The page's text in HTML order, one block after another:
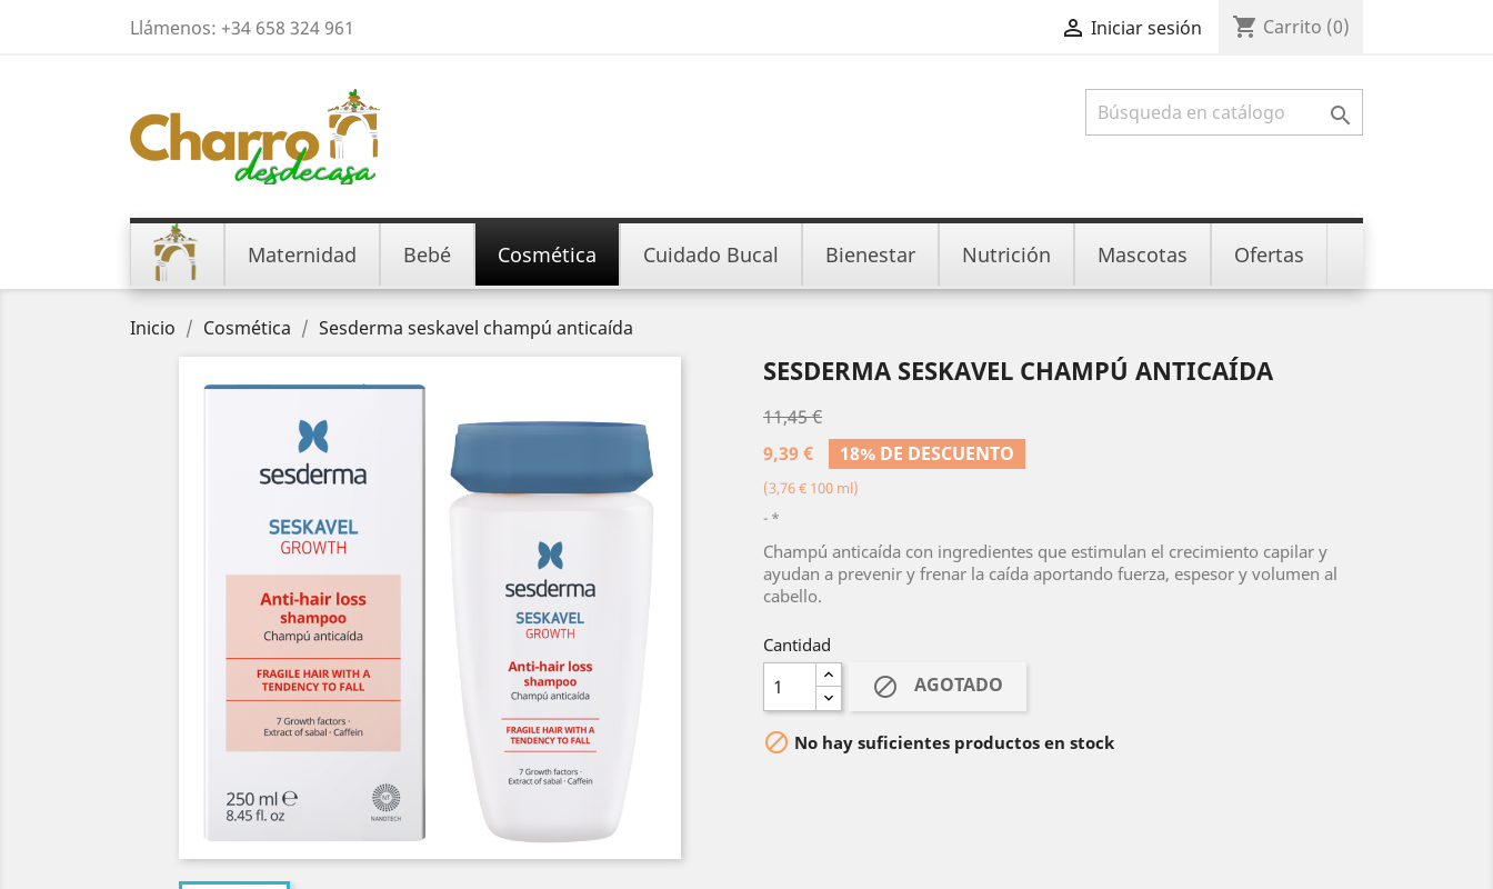
Llámenos: +34 658 324 961  Iniciar sesión shopping_cart Carrito (0)

Maternidad Bebé Cosmética Cuidado Bucal Bienestar Nutrición Mascotas Ofertas
Inicio Cosmética Sesderma seskavel champú anticaída
SESDERMA SESKAVEL CHAMPÚ ANTICAÍDA
11,45 €
9,39 €
18% DE DESCUENTO
(3,76 € 100 ml)
*
Champú anticaída con ingredientes que estimulan el crecimiento capilar y
ayudan a prevenir y frenar la caída aportando fuerza, espesor y volumen al
cabello.
Cantidad
 AGOTADO
 No hay suficientes productos en stock